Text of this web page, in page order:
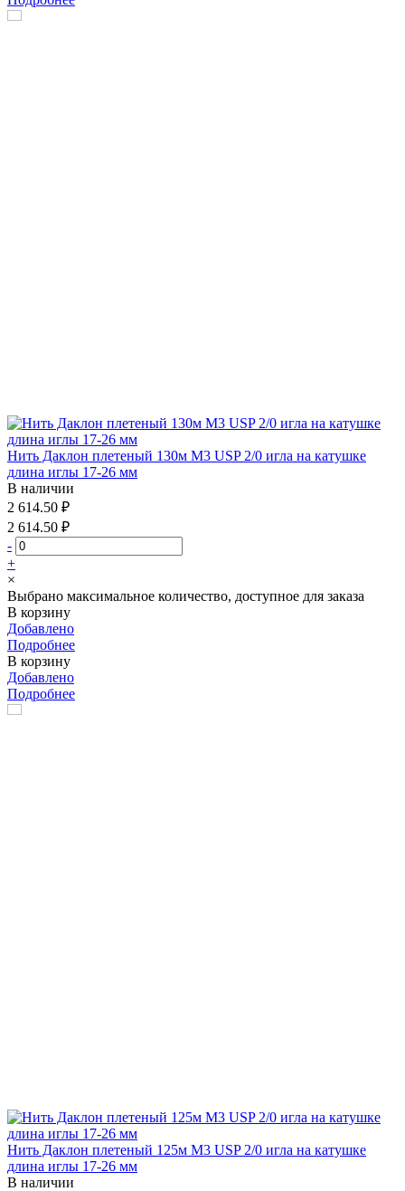
Нить Даклон плетеный 130м М3 USP 2/0 игла на катушке
длина иглы 17-26 мм
В наличии
2 614.50 ₽
2 614.50 ₽
-
+
×
Выбрано максимальное количество, доступное для заказа
В корзину
Добавлено
Подробнее
В корзину
Добавлено
Подробнее
Нить Даклон плетеный 125м М3 USP 2/0 игла на катушке
длина иглы 17-26 мм
В наличии